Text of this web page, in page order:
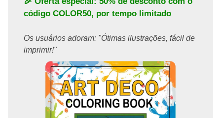
código COLOR50, por tempo limitado
Os usuários adoram: "Ótimas ilustrações, fácil de
imprimir!"